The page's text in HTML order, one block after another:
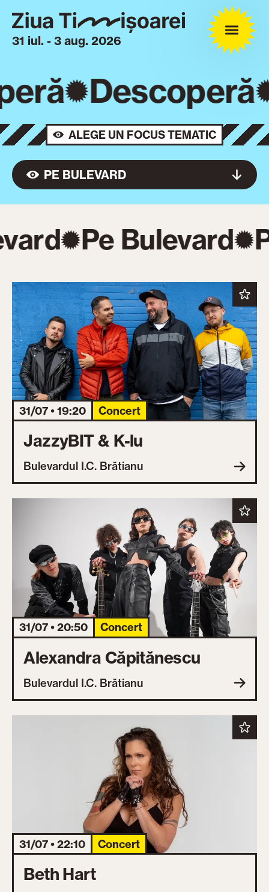
31 iul. - 3 aug. 2026
Descoperă
ALEGE UN FOCUS TEMATIC
PE BULEVARD
Pe Bulevard
31/07 • 19:20 Concert
JazzyBIT & K-lu
Bulevardul I.C. Brătianu
31/07 • 20:50 Concert
Alexandra Căpitănescu
Bulevardul I.C. Brătianu
31/07 • 22:10 Concert
Beth Hart